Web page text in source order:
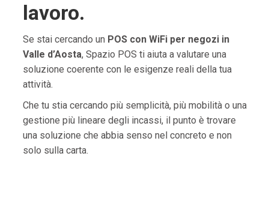
lavoro.
Se stai cercando un POS con WiFi per negozi in
Valle d’Aosta, Spazio POS ti aiuta a valutare una
soluzione coerente con le esigenze reali della tua
attività.
Che tu stia cercando più semplicità, più mobilità o una
gestione più lineare degli incassi, il punto è trovare
una soluzione che abbia senso nel concreto e non
solo sulla carta.